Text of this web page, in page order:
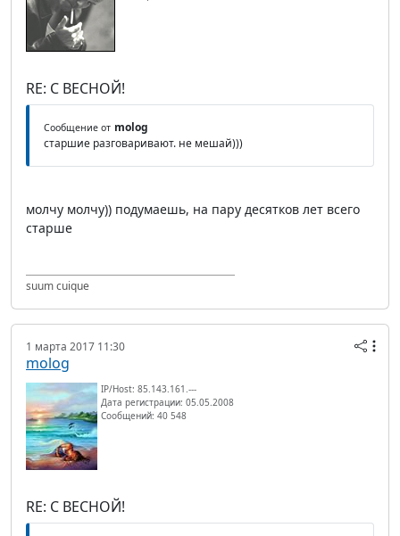
RE: С ВЕСНОЙ!
Сообщение от molog
старшие разговаривают. не мешай)))
молчу молчу)) подумаешь, на пару десятков лет всего
старше
suum cuique
1 марта 2017 11:30
molog
IP/Host: 85.143.161.---
Дата регистрации: 05.05.2008
Сообщений: 40 548
RE: С ВЕСНОЙ!